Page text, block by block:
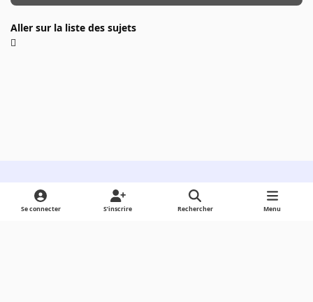
Aller sur la liste des sujets
Light ModeDark ModeSystem Preference
Se connecter S’inscrire Rechercher Menu